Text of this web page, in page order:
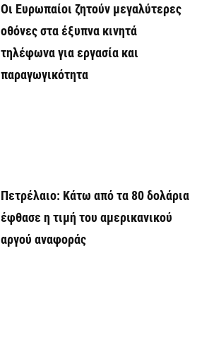
Οι Ευρωπαίοι ζητούν μεγαλύτερες
οθόνες στα έξυπνα κινητά
τηλέφωνα για εργασία και
παραγωγικότητα
Πετρέλαιο: Κάτω από τα 80 δολάρια
έφθασε η τιμή του αμερικανικού
αργού αναφοράς